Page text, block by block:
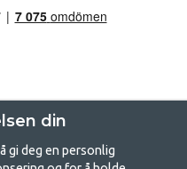
din
gi deg en personlig